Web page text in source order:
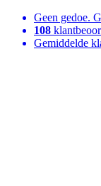
Geen gedoe.
108
Gemiddelde